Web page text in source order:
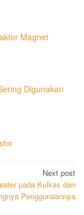
Magnet
Digunakan
Next post
pada Kulkas dan
Penggunaannya